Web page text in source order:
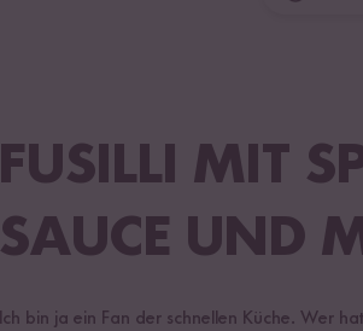
FUSILLI MIT
SAUCE UND
Ich bin ja ein Fan der schnellen Küche. Wer